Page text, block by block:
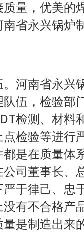
量，优美的
省永兴锅炉
河南省永兴
伍，检验部
检测、材料
检验等进行
是在质量体
司董事长、
于律己、忠
有不合格产
是制造出来